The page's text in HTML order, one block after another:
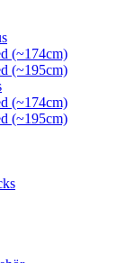
(~174cm)
(~195cm)
(~174cm)
(~195cm)